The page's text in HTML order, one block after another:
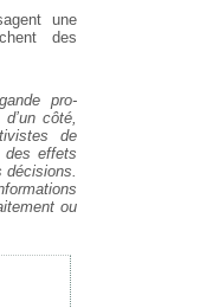
une
des
pro-
côté,
de
des effets
décisions.
ou